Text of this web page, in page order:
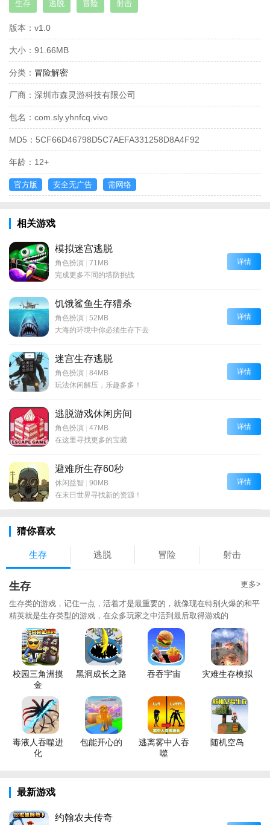
生存 逃脱 冒险 射击
版本： v1.0
大小： 91.66MB
分类： 冒险解密
厂商： 深圳市森灵游科技有限公司
包名： com.sly.yhnfcq.vivo
MD5： 5CF66D46798D5C7AEFA331258D8A4F92
年龄： 12+
官方版 安全无广告 需网络
相关游戏
模拟迷宫逃脱
角色扮演 | 71MB
完成更多不同的塔防挑战
详情
饥饿鲨鱼生存猎杀
角色扮演 | 52MB
大海的环境中你必须生存下去
详情
迷宫生存逃脱
角色扮演 | 84MB
玩法休闲解压，乐趣多多！
详情
逃脱游戏休闲房间
角色扮演 | 47MB
在这里寻找更多的宝藏
详情
避难所生存60秒
休闲益智 | 90MB
在末日世界寻找新的资源！
详情
猜你喜欢
生存 逃脱 冒险 射击
生存 更多>
生存类的游戏，记住一点，活着才是最重要的，就像现在特别火爆的和平
精英就是生存类型的游戏，在众多玩家之中活到最后取得游戏的
校园三角洲摸
金
黑洞成长之路 吞吞宇宙 灾难生存模拟
毒液人吞噬进
化
包能开心的
逃离雾中人吞
噬
随机空岛
最新游戏
约翰农夫传奇